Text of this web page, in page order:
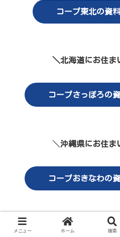
コープ東北の資
＼北海道にお住ま
コープさっぽろの
＼ 沖縄県にお住ま
コープおきなわの
さらに、＼ 大阪府にお住まい
メニュー ホーム 検索